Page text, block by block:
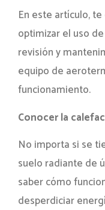
En este artículo,
optimizar el uso
revisión y
equipo de
funcionamiento.
Conocer la
No importa si se
suelo radiante de
saber cómo
desperdiciar